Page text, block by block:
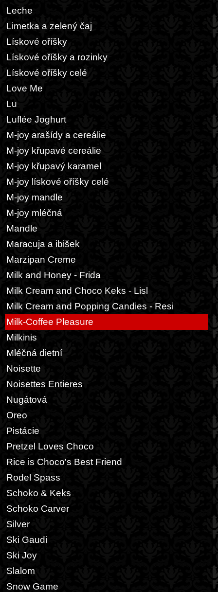
Leche
Limetka a zelený čaj
Lískové oříšky
Lískové oříšky a rozinky
Lískové oříšky celé
Love Me
Lu
Luflée Joghurt
M-joy arašídy a cereálie
M-joy křupavé cereálie
M-joy křupavý karamel
M-joy lískové oříšky celé
M-joy mandle
M-joy mléčná
Mandle
Maracuja a ibišek
Marzipan Creme
Milk and Honey - Frida
Milk Cream and Choco Keks - Lisl
Milk Cream and Popping Candies - Resi
Milk-Coffee Pleasure
Milkinis
Mléčná dietní
Noisette
Noisettes Entieres
Nugátová
Oreo
Pistácie
Pretzel Loves Choco
Rice is Choco's Best Friend
Rodel Spass
Schoko & Keks
Schoko Carver
Silver
Ski Gaudi
Ski Joy
Slalom
Snow Game